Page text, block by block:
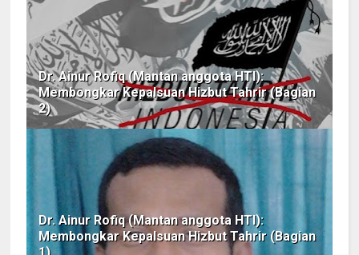
Dr. Ainur Rofiq (Mantan anggota HTI):
Membongkar Kepalsuan Hizbut Tahrir (Bagian
2)
Dr. Ainur Rofiq (Mantan anggota HTI):
Membongkar Kepalsuan Hizbut Tahrir (Bagian